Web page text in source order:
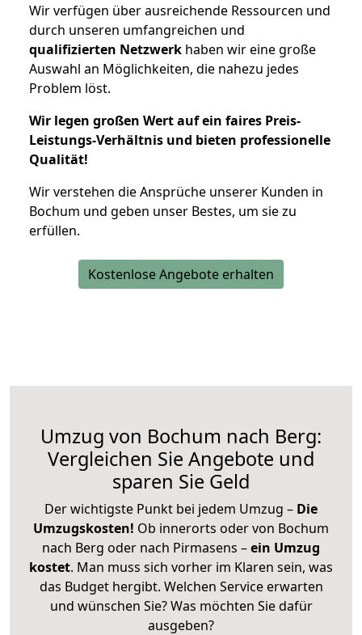
Wir verfügen über ausreichende Ressourcen und
durch unseren umfangreichen und
qualifizierten Netzwerk haben wir eine große
Auswahl an Möglichkeiten, die nahezu jedes
Problem löst.
Wir legen großen Wert auf ein faires Preis-
Leistungs-Verhältnis und bieten professionelle
Qualität!
Wir verstehen die Ansprüche unserer Kunden in
Bochum und geben unser Bestes, um sie zu
erfüllen.
Kostenlose Angebote erhalten
Umzug von Bochum nach Berg:
Vergleichen Sie Angebote und
sparen Sie Geld
Der wichtigste Punkt bei jedem Umzug – Die
Umzugskosten! Ob innerorts oder von Bochum
nach Berg oder nach Pirmasens –ein Umzug
kostet. Man muss sich vorher im Klaren sein, was
das Budget hergibt. Welchen Service erwarten
und wünschen Sie? Was möchten Sie dafür
ausgeben?